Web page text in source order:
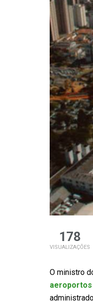
178
VISUALIZAÇÕES
O ministro
aeroportos